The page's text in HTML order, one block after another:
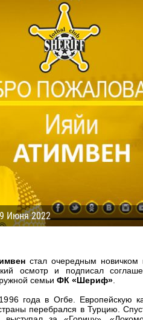
17 Июля
Жаир Амет
21 Июля
Эмиль ТЫМБУР
Июня 2022
стал очередным новичком
осмотр и подписал
семьи ФК «Шериф».
года в Огбе. Европейскую
перебрался в Турцию.